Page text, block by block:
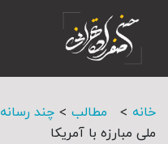
خانه > مطالب > چند رسانه
ملی مبارزه با آمریکا